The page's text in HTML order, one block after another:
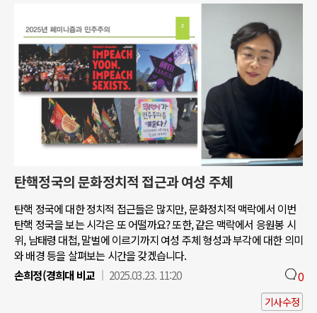
탄핵정국의 문화정치적 접근과 여성 주체
탄핵 정국에 대한 정치적 접근들은 많지만, 문화정치적 맥락에서 이번
탄핵 정국을 보는 시각은 또 어떨까요? 또한, 같은 맥락에서 응원봉 시
위, 남태령 대첩, 말벌에 이르기까지 여성 주체 형성과 부각에 대한 의미
와 배경 등을 살펴보는 시간을 갖겠습니다.
손희정(경희대 비교
2025.03.23. 11:20 0
기사수정